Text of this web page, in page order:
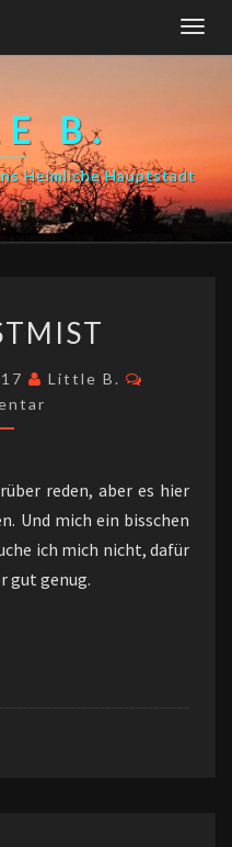
B.
Heimliche Hauptstadt
Little B.
reden, aber es hier
Und mich ein bisschen
ich mich nicht, dafür
gut genug.